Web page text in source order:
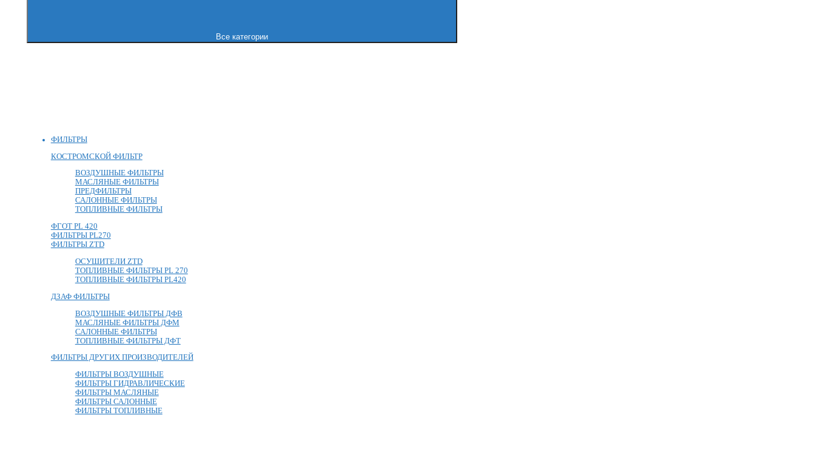
Все категории
ФИЛЬТРЫ
КОСТРОМСКОЙ ФИЛЬТР
ВОЗДУШНЫЕ ФИЛЬТРЫ
МАСЛЯНЫЕ ФИЛЬТРЫ
ПРЕДФИЛЬТРЫ
САЛОННЫЕ ФИЛЬТРЫ
ТОПЛИВНЫЕ ФИЛЬТРЫ
ФГОТ PL 420
ФИЛЬТРЫ PL270
ФИЛЬТРЫ ZTD
ОСУШИТЕЛИ ZTD
ТОПЛИВНЫЕ ФИЛЬТРЫ PL 270
ТОПЛИВНЫЕ ФИЛЬТРЫ PL420
ДЗАФ ФИЛЬТРЫ
ВОЗДУШНЫЕ ФИЛЬТРЫ ДФВ
МАСЛЯНЫЕ ФИЛЬТРЫ ДФМ
САЛОННЫЕ ФИЛЬТРЫ
ТОПЛИВНЫЕ ФИЛЬТРЫ ДФТ
ФИЛЬТРЫ ДРУГИХ ПРОИЗВОДИТЕЛЕЙ
ФИЛЬТРЫ ВОЗДУШНЫЕ
ФИЛЬТРЫ ГИДРАВЛИЧЕСКИЕ
ФИЛЬТРЫ МАСЛЯНЫЕ
ФИЛЬТРЫ САЛОННЫЕ
ФИЛЬТРЫ ТОПЛИВНЫЕ